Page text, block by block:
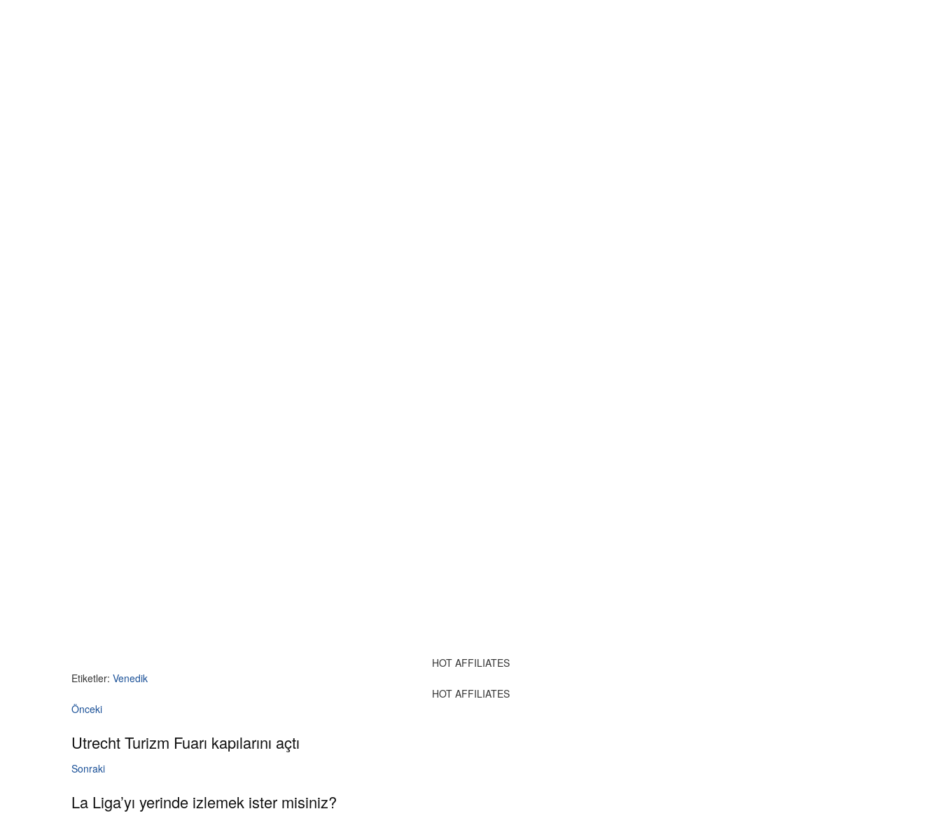
HOT AFFILIATES
Etiketler: Venedik
HOT AFFILIATES
Önceki
Utrecht Turizm Fuarı kapılarını açtı
Sonraki
La Liga’yı yerinde izlemek ister misiniz?